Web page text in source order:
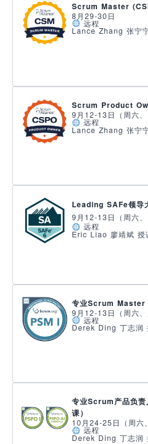
Scrum Master
8月29-30日
远程
Lance Zhang 张宁
Scrum Product
9月12-13日（周六、
远程
Lance Zhang 张宁
Leading SAFe领导
9月12-13日（周六、
远程
Eric Liao 廖靖斌 授
专业Scrum Master
9月12-13日（周六、
远程
Derek Ding 丁志润
专业Scrum产品负责
课）
10月24-25日（周六
远程
Derek Ding 丁志润